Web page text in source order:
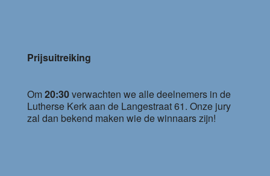
Prijsuitreiking
Om20:30verwachten we alle deelnemers in de
Lutherse Kerk aan de Langestraat 61. Onze jury
zal dan bekend maken wie de winnaars zijn!